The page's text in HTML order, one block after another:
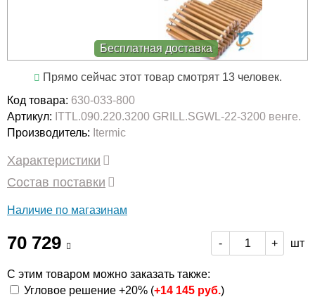
Бесплатная доставка
Прямо сейчас этот товар смотрят 13 человек.
Код товара: 630-033-800
Артикул: ITTL.090.220.3200 GRILL.SGWL-22-3200 венге.
Производитель: Itermic
Характеристики
Состав поставки
Наличие по магазинам
70 729 - + шт
С этим товаром можно заказать также:
Угловое решение +20% (+14 145 руб.)